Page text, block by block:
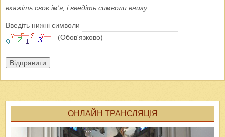
вкажіть своє ім'я, і введіть символи внизу
Введіть нижні символи
(Обов'язково)
Відправити
ОНЛАЙН ТРАНСЛЯЦІЯ